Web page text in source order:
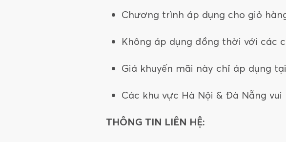
Chương trình áp dụng cho giỏ
Không áp dụng đồng thời với các
Giá khuyến mãi này chỉ áp dụng
Các khu vực Hà Nội & Đà Nẵng vui
THÔNG TIN LIÊN HỆ: